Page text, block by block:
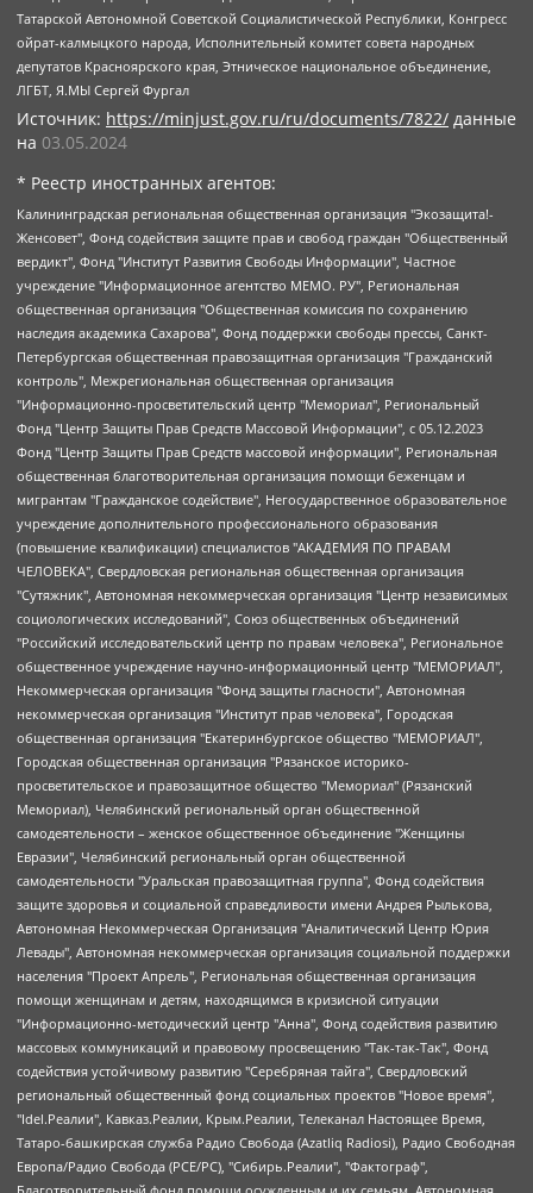
Татарской Автономной Советской Социалистической Республики, Конгресс
ойрат-калмыцкого народа, Исполнительный комитет совета народных
депутатов Красноярского края, Этническое национальное объединение,
ЛГБТ, Я.МЫ Сергей Фургал
Источник: https://minjust.gov.ru/ru/documents/7822/ данные
на 03.05.2024
* Реестр иностранных агентов:
Калининградская региональная общественная организация "Экозащита!-Женсовет", Фонд содействия защите прав и свобод граждан "Общественный вердикт", Фонд "Институт Развития Свободы Информации", Частное учреждение "Информационное агентство МЕМО. РУ", Региональная общественная организация "Общественная комиссия по сохранению наследия академика Сахарова", Фонд поддержки свободы прессы, Санкт-Петербургская общественная правозащитная организация "Гражданский контроль", Межрегиональная общественная организация "Информационно-просветительский центр "Мемориал", Региональный Фонд "Центр Защиты Прав Средств Массовой Информации", с 05.12.2023 Фонд "Центр Защиты Прав Средств массовой информации", Региональная общественная благотворительная организация помощи беженцам и мигрантам "Гражданское содействие", Негосударственное образовательное учреждение дополнительного профессионального образования (повышение квалификации) специалистов "АКАДЕМИЯ ПО ПРАВАМ ЧЕЛОВЕКА", Свердловская региональная общественная организация "Сутяжник", Автономная некоммерческая организация "Центр независимых социологических исследований", Союз общественных объединений "Российский исследовательский центр по правам человека", Региональное общественное учреждение научно-информационный центр "МЕМОРИАЛ", Некоммерческая организация "Фонд защиты гласности", Автономная некоммерческая организация "Институт прав человека", Городская общественная организация "Екатеринбургское общество "МЕМОРИАЛ", Городская общественная организация "Рязанское историко-просветительское и правозащитное общество "Мемориал" (Рязанский Мемориал), Челябинский региональный орган общественной самодеятельности – женское общественное объединение "Женщины Евразии", Челябинский региональный орган общественной самодеятельности "Уральская правозащитная группа", Фонд содействия защите здоровья и социальной справедливости имени Андрея Рылькова, Автономная Некоммерческая Организация "Аналитический Центр Юрия Левады", Автономная некоммерческая организация социальной поддержки населения "Проект Апрель", Региональная общественная организация помощи женщинам и детям, находящимся в кризисной ситуации "Информационно-методический центр "Анна", Фонд содействия развитию массовых коммуникаций и правовому просвещению "Так-так-Так", Фонд содействия устойчивому развитию "Серебряная тайга", Свердловский региональный общественный фонд социальных проектов "Новое время", "Idel.Реалии", Кавказ.Реалии, Крым.Реалии, Телеканал Настоящее Время, Татаро-башкирская служба Радио Свобода (Azatliq Radiosi), Радио Свободная Европа/Радио Свобода (PCE/PC), "Сибирь.Реалии", "Фактограф", Благотворительный фонд помощи осужденным и их семьям, Автономная некоммерческая организация "Институт глобализации и социальных движений", Фонд "В защиту прав заключенных", Частное учреждение "Центр поддержки и содействия развитию средств массовой информации", Пензенский региональный общественный благотворительный фонд "Гражданский союз", "Север.Реалии", Некоммерческая организация Фонд "Правовая инициатива", Общество с ограниченной ответственностью "Радио Свободная Европа/Радио Свобода", Чешское информационное агентство "MEDIUM-ORIENT", Красноярская региональная общественная организация "Мы против СПИДа", Камалягин Денис Николаевич, Маркелов Сергей Евгеньевич, Пономарев Лев Александрович, Савицкая Людмила Алексеевна, Автономная некоммерческая организация "Центр по работе с проблемой насилия "НАСИЛИЮ.НЕТ", Межрегиональный профессиональный союз работников здравоохранения "Альянс врачей", Юридическое лицо, зарегистрированное в Латвийской Республике, SIA "Medusa Project" (регистрационный номер 40103797863, дата регистрации 10.06.2014), Некоммерческая организация "Фонд по борьбе с коррупцией", Автономная некоммерческая организация "Институт права и публичной политики", Баданин Роман Сергеевич, Гликин Максим Александрович, Железнова Мария Михайловна, Лукьянова Юлия Сергеевна, Маетная Елизавета Витальевна, Маняхин Петр Борисович, Чуракова Ольга Владимировна, Ярош Юлия Петровна, Юридическое лицо "The Insider SIA", зарегистрированное в Риге, Латвийская Республика (дата регистрации 26.06.2015), являющееся администратором доменного имени интернет-издания "The Insider SIA", https://theins.ru, Постернак Алексей Евгеньевич, Рубин Михаил Аркадьевич, Анин Роман Александрович, Юридическое лицо Istories fonds, зарегистрированное в Латвийской Республике (регистрационный номер 50008295751, дата регистрации 24.02.2020), Великовский Дмитрий Александрович, Долинина Ирина Николаевна, Мароховская Алеся Алексеевна, Шлейнов Роман Юрьевич, Шмагун Олеся Валентиновна, Общество с ограниченной ответственностью "Альтаир 2021", Общество с ограниченной ответственностью "Вега 2021", Общество с ограниченной ответственностью "Главный редактор 2021", Общество с ограниченной ответственностью "Ромашки монолит", Важенков Артем Валерьевич, Ивановская областная общественная организация "Центр гендерных исследований", Гурман Юрий Альбертович, Медиапроект "ОВД-Инфо", Егоров Владимир Владимирович, Жилинский Владимир Александрович, Общество с ограниченной ответственностью "ЗП", Иванова София Юрьевна, Карезина Инна Павловна, Кильтау Екатерина Викторовна, Петров Алексей Викторович, Пискунов Сергей Евгеньевич, Смирнов Сергей Сергеевич, Тихонов Михаил Сергеевич, Общество с ограниченной ответственностью "ЖУРНАЛИСТ-ИНОСТРАННЫЙ АГЕНТ", Арапова Галина Юрьевна, Вольтская Татьяна Анатольевна, Американская компания "Mason G.E.S. Anonymous Foundation" (США), являющаяся владельцем интернет-издания https://mnews.world/, Компания "Stichting Bellingcat", зарегистрированная в Нидерландах (дата регистрации 11.07.2018), Захаров Андрей Вячеславович, Клепиковская Екатерина Дмитриевна, Общество с ограниченной ответственностью "МЕМО", Перл Роман Александрович, Симонов Евгений Алексеевич, Соловьева Елена Анатольевна, Сотников Даниил Владимирович, Сурначева Елизавета Дмитриевна, Автономная некоммерческая организация по защите прав человека и информированию населения "Якутия – Наше Мнение", Общество с ограниченной ответственностью "Москоу диджитал медиа", с 26.01.2023 Общество с ограниченной ответственностью "Чайка Белые сады", Ветошкина Валерия Валерьевна, Заговора Максим Александрович, Межрегиональное общественное движение "Российская ЛГБТ - сеть", Оленичев Максим Владимирович, Павлов Иван Юрьевич, Скворцова Елена Сергеевна, Общество с ограниченной ответственностью "Как бы инагент", Кочетков Игорь Викторович, Общество с ограниченной ответственностью "Честные выборы", Еланчик Олег Александрович, Общество с ограниченной ответственностью "Нобелевский призыв", Гималова Регина Эмилевна, Григорьев Андрей Валерьевич, Григорьева Алина Александровна, Ассоциация по содействию защите прав призывников, альтернативнослужащих и военнослужащих "Правозащитная группа "Гражданин.Армия.Право", Хисамова Регина Фаритовна, Автономная некоммерческая организация по реализации социально-правовых программ "Лилит", Дальневосточное общественное движение "Маяк", Санкт-Петербургская ЛГБТ-инициативная группа "Выход", Инициативная группа ЛГБТ+ "Реверс", Алексеев Андрей Викторович, Бекбулатова Таисия Львовна, Беляев Иван Михайлович, Владыкина Елена Сергеевна, Гельман Марат Александрович, Никульшина Вероника Юрьевна, Толоконникова Надежда Андреевна, Шендерович Виктор Анатольевич, Общество с ограниченной ответственностью "Данное сообщение", Общество с ограниченной ответственностью Издательский дом "Новая глава", Айнбиндер Александра Александровна, Московский комьюнити-центр для ЛГБТ+инициатив, Благотворительный фонд развития филантропии, Deutsche Welle (Германия, Kurt-Schumacher-Strasse 3, 53113 Bonn), Борзунова Мария Михайловна, Воробьев Виктор Викторович, Голубева Анна Львовна, Константинова Алла Михайловна, Малкова Ирина Владимировна, Мурадов Мурад Абдулгалимович, Осетинская Елизавета Николаевна, Понасенков Евгений Николаевич, Ганапольский Матвей Юрьевич, Киселев Евгений Алексеевич, Борухович Ирина Григорьевна, Дремин Иван Тимофеевич, Дубровский Дмитрий Викторович, Красноярская региональная общественная организация поддержки и развития альтернативных образовательных технологий и межкультурных коммуникаций "ИНТЕРРА", Маяковская Екатерина Алексеевна, Фейгин Марк Захарович, Филимонов Андрей Викторович, Дзугкоева Регина Николаевна, Доброхотов Роман Александрович, Дудь Юрий Александрович, Елкин Сергей Владимирович, Кругликов Кирилл Игоревич, Сабунаева Мария Леонидовна, Семенов Алексей Владимирович, Шаинян Карен Багратович, Шульман Екатерина Михайловна, Асафьев Артур Валерьевич, Вахштайн Виктор Семенович, Венедиктов Алексей Алексеевич, Лушникова Екатерина Евгеньевна, Волков Леонид Михайлович, Невзоров Александр Глебович, Пархоменко Сергей Борисович, Сироткин Ярослав Николаевич, Кара-Мурза Владимир Владимирович, Баранова Наталья Владимировна, Гозман Леонид Яковлевич, Кагарлицкий Борис Юльевич, Климарев Михаил Валерьевич, Милов Владимир Станиславович, Автономная некоммерческая организация Краснодарский центр современного искусства "Типография", Моргенштерн Алишер Тагирович, Соболь Любовь Эдуардовна, Общество с ограниченной ответственностью "ЛИЗА НОРМ", Каспаров Гарри Кимович, Ходорковский Михаил Борисович, Общество с ограниченной ответственностью "Апрельские тезисы", Данилович Ирина Брониславовна, Кашин Олег Владимирович, Петров Николай Владимирович, Пивоваров Алексей Владимирович, Соколов Михаил Владимирович, Цветкова Юлия Владимировна, Чичваркин Евгений Александрович, Комитет против пыток/Команда против пыток, Общество с ограниченной ответственностью "Первый научный", Общество с ограниченной ответственностью "Вертолет и ко", Белоцерковская Вероника Борисовна, Кац Максим Евгеньевич, Лазарева Татьяна Юрьевна, Шаведдинов Руслан Табризович, Яшин Илья Валерьевич, Общество с ограниченной ответственностью "Иноагент ААВ", Алешковский Дмитрий Петрович, Альбац Евгения Марковна, Быков Дмитрий Львович, Галямина Юлия Евгеньевна, Лойко Сергей Леонидович, Мартынов Кирилл Константинович, Медведев Сергей Александрович, Крашенинников Федор Геннадиевич, Гордеева Катерина Вл